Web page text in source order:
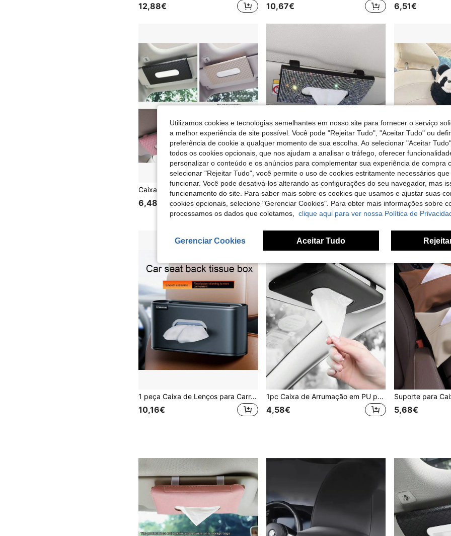
12,88€ 10,67€ 6,51€
6,48€ 7,98€
Clientes recorrentes com alta taxa de retorno
12,65€ 12,67€
1 peça Caixa de Lenços para Carro, Suporte de Lenços para Carro, Dispensador de Lenços para Carro, Banda Elástica Multifuncional em Pele PU para Consola Central e Encosto do Assento
10,16€
1pc Caixa de Arrumação em PU para Protetor Solar de Carro, Almofada de Maquilhagem e Cotonetes, Porta-Lenços de Carro, Caixa de Lenços Portátil para Carro
4,58€ 5,68€
Utilizamos cookies e tecnologias semelhantes em nosso site para fornecer o serviço
a melhor experiência de site possível. Você pode "Rejeitar Tudo", "Aceitar Tudo" ou
preferência de cookie a qualquer momento de sua escolha. Ao selecionar "Aceitar
todos os cookies opcionais, que nos ajudam a analisar o tráfego, oferecer
personalizar o conteúdo e os anúncios para complementar sua experiência de compra
selecionar "Rejeitar Tudo", você permite o uso de cookies estritamente necessários
funcionar. Você pode desativá-los alterando as configurações do seu navegador, mas
funcionamento do site. Para saber mais sobre os cookies que usamos e ajustar suas
cookies opcionais, selecione "Gerenciar Cookies". Para obter mais informações sobre
processamos os dados que coletamos, clique aqui para ver nossa Política de
Gerenciar Cookies Aceitar Tudo